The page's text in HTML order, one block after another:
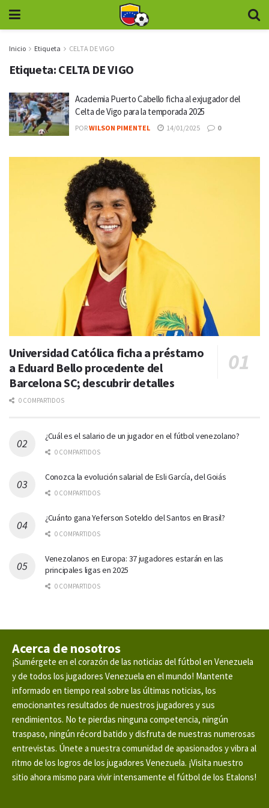
Inicio Etiqueta CELTA DE VIGO
Etiqueta: CELTA DE VIGO
Academia Puerto Cabello ficha al exjugador del
Celta de Vigo para la temporada 2025
PORWILSON PIMENTEL 14/01/2025 0
Universidad Católica ficha a préstamo
a Eduard Bello procedente del
Barcelona SC; descubrir detalles
0 COMPARTIDOS
¿Cuál es el salario de un jugador en el fútbol venezolano?
0 COMPARTIDOS
Conozca la evolución salarial de Esli García, del Goiás
0 COMPARTIDOS
¿Cuánto gana Yeferson Soteldo del Santos en Brasil?
0 COMPARTIDOS
Venezolanos en Europa: 37 jugadores estarán en las
principales ligas en 2025
0 COMPARTIDOS
Acerca de nosotros
¡Sumérgete en el corazón de las noticias del fútbol en Venezuela
y de todos los jugadores Venezuela en el mundo! Mantente
informado en tiempo real sobre las últimas noticias, los
emocionantes resultados de nuestros jugadores y sus
rendimientos. No te pierdas ninguna competencia, ningún
traspaso, ningún récord batido y disfruta de nuestras numerosas
entrevistas. Únete a nuestra comunidad de apasionados y vibra al
ritmo de los logros de los jugadores Venezuela. ¡Visita nuestro
sitio ahora mismo para vivir intensamente el fútbol de los Etalons!